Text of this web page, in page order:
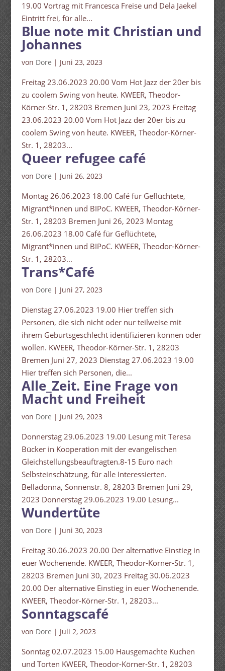
19.00 Vortrag mit Francesca Freise und Dela Jaekel
Eintritt frei, für alle...
Blue note mit Christian und
Johannes
von Dore | Juni 23, 2023
Freitag 23.06.2023 20.00 Vom Hot Jazz der 20er bis
zu coolem Swing von heute. KWEER, Theodor-
Körner-Str. 1, 28203 Bremen Juni 23, 2023 Freitag
23.06.2023 20.00 Vom Hot Jazz der 20er bis zu
coolem Swing von heute. KWEER, Theodor-Körner-
Str. 1, 28203...
Queer refugee café
von Dore | Juni 26, 2023
Montag 26.06.2023 18.00 Café für Geflüchtete,
Migrant*innen und BIPoC. KWEER, Theodor-Körner-
Str. 1, 28203 Bremen Juni 26, 2023 Montag
26.06.2023 18.00 Café für Geflüchtete,
Migrant*innen und BIPoC. KWEER, Theodor-Körner-
Str. 1, 28203...
Trans*Café
von Dore | Juni 27, 2023
Dienstag 27.06.2023 19.00 Hier treffen sich
Personen, die sich nicht oder nur teilweise mit
ihrem Geburtsgeschlecht identifizieren können oder
wollen. KWEER, Theodor-Körner-Str. 1, 28203
Bremen Juni 27, 2023 Dienstag 27.06.2023 19.00
Hier treffen sich Personen, die...
Alle_Zeit. Eine Frage von
Macht und Freiheit
von Dore | Juni 29, 2023
Donnerstag 29.06.2023 19.00 Lesung mit Teresa
Bücker in Kooperation mit der evangelischen
Gleichstellungsbeauftragten.8-15 Euro nach
Selbsteinschätzung, für alle Interessierten.
Belladonna, Sonnenstr. 8, 28203 Bremen Juni 29,
2023 Donnerstag 29.06.2023 19.00 Lesung...
Wundertüte
von Dore | Juni 30, 2023
Freitag 30.06.2023 20.00 Der alternative Einstieg in
euer Wochenende. KWEER, Theodor-Körner-Str. 1,
28203 Bremen Juni 30, 2023 Freitag 30.06.2023
20.00 Der alternative Einstieg in euer Wochenende.
KWEER, Theodor-Körner-Str. 1, 28203...
Sonntagscafé
von Dore | Juli 2, 2023
Sonntag 02.07.2023 15.00 Hausgemachte Kuchen
und Torten KWEER, Theodor-Körner-Str. 1, 28203